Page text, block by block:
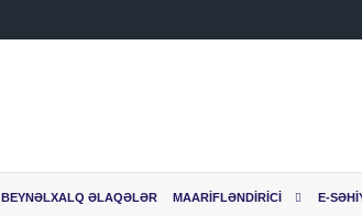
BEYNƏLXALQ ƏLAQƏLƏR MAARİFLƏNDİRİCİ E-